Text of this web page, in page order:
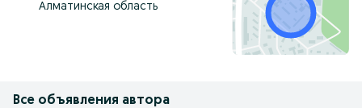
Алматинская область
Все объявления автора